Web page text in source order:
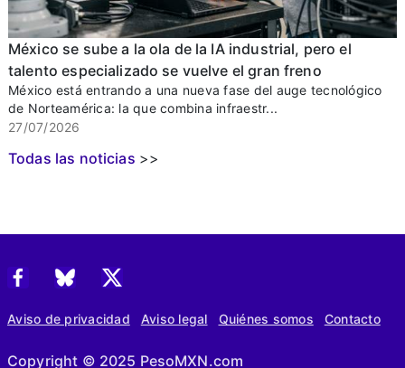
México se sube a la ola de la IA industrial, pero el
talento especializado se vuelve el gran freno
México está entrando a una nueva fase del auge tecnológico
de Norteamérica: la que combina infraestr...
27/07/2026
Todas las noticias >>
Aviso de privacidad Aviso legal Quiénes somos Contacto
Copyright © 2025 PesoMXN.com